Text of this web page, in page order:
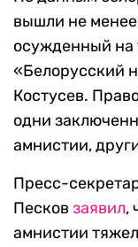
вышли не менее
осужденный на
«Белорусский
Костусев.
одни
амнистии,
Пресс-
Песков заявил,
амнистии